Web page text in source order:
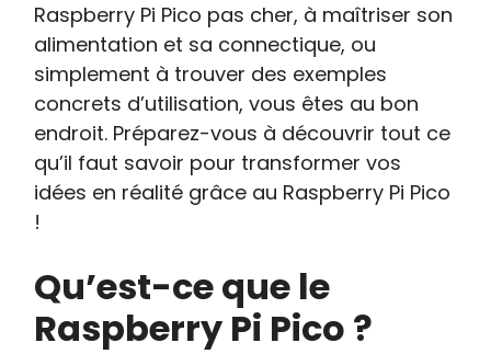
Raspberry Pi Pico pas cher, à maîtriser son
alimentation et sa connectique, ou
simplement à trouver des exemples
concrets d’utilisation, vous êtes au bon
endroit. Préparez-vous à découvrir tout ce
qu’il faut savoir pour transformer vos
idées en réalité grâce au Raspberry Pi Pico
!
Qu’est-ce que le
Raspberry Pi Pico ?